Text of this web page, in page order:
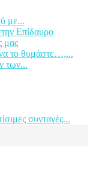
με...
Επίδαυρο
μας
να το θυμάστε…,...
των...
συνταγές...